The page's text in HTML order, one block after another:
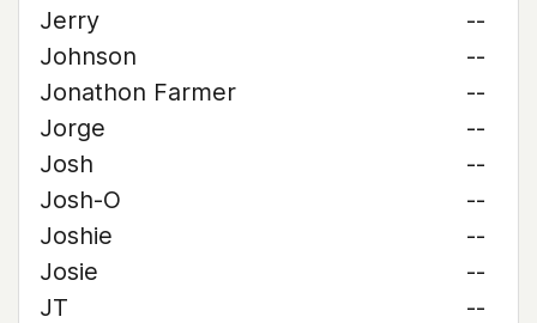
Jerry
--
Johnson
--
Jonathon Farmer
--
Jorge
--
Josh
--
Josh-O
--
Joshie
--
Josie
--
JT
--